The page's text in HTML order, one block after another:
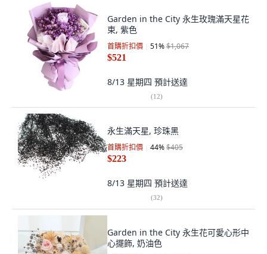
Garden in the City 永生玫瑰滿天星花
束, 紫色
首購折扣價 51%$1,067
$521
8/13 星期四 預計送達
(12)
永生滿天星, 珍珠黑
首購折扣價 44%$405
$223
8/13 星期四 預計送達
(32)
Garden in the City 永生花可愛心形中
心擺飾, 奶油色